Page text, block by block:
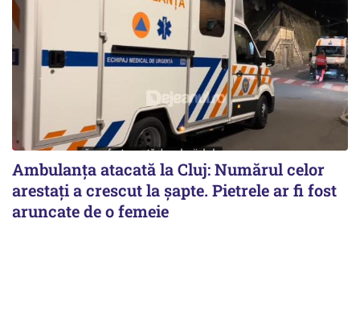
Ambulanța atacată la Cluj: Numărul celor
arestați a crescut la șapte. Pietrele ar fi fost
aruncate de o femeie